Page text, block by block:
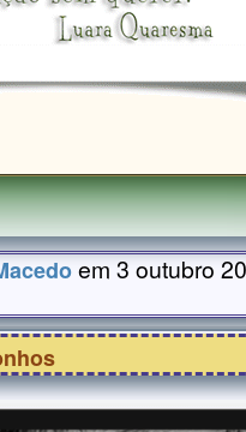
em 3 outubro